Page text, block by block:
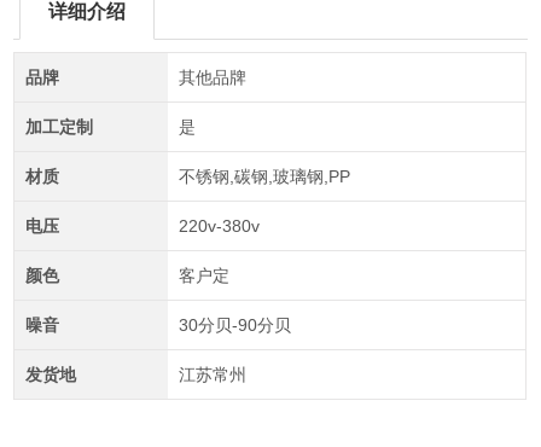
详细介绍
品牌 其他品牌
加工定制 是
材质 不锈钢,碳钢,玻璃钢,PP
电压 220v-380v
颜色 客户定
噪音 30分贝-90分贝
发货地 江苏常州